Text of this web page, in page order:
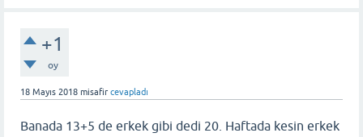
+1
oy
18 Mayıs 2018 misafir cevapladı
Banada 13+5 de erkek gibi dedi 20. Haftada kesin erkek